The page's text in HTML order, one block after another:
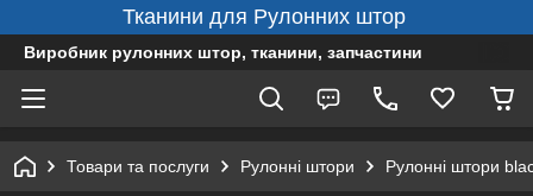
Тканини для Рулонних штор
Виробник рулонних штор, тканини, запчастини
Товари та послуги Рулонні штори Рулонні штори